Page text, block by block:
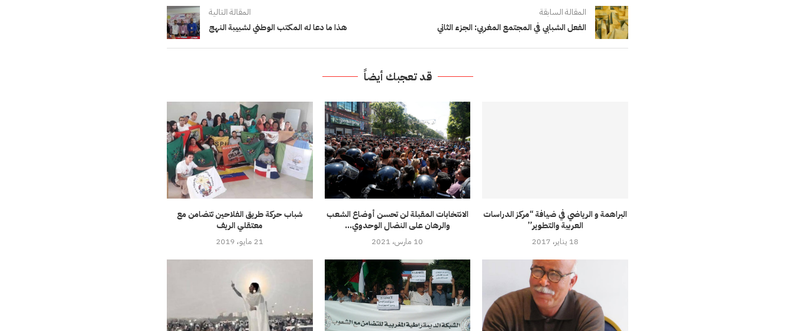
المقالة السابقة
الفعل الشبابي في المجتمع المغربي: الجزء الثاني
المقالة التالية
هذا ما دعا له المكتب الوطني لشبيبة النهج
قد تعجبك أيضاً
شباب حركة طريق الفلاحين تتضامن مع
معتقلي الريف
21 مايو، 2019
الانتخابات المقبلة لن تحسن أوضاع الشعب
والرهان على النضال الوحدوي...
10 مارس، 2021
البراهمة و الرياضي في ضيافة “مركز الدراسات
العربية والتطوير”
18 يناير، 2017